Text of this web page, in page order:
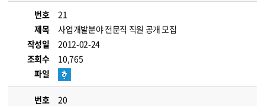
번호
21
제목
사업개발분야 전문직 직원 공개 모집
작성일
2012-02-24
조회수
10,765
파일
번호
20